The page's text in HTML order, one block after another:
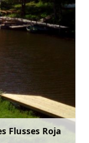
Flusses Roja
Mehr